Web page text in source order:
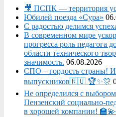
🎥 ПСПК — территория
Юбилей поезда «Сура»
С радостью делимся
В современном мире
прогресса роль педагога
области технического
значимость. 06.08.2026
СПО – гордость страны!
выпускников🇷🇺 🏆✨🎊
Не определился с
Пензенский социально-
в хорошей компании!